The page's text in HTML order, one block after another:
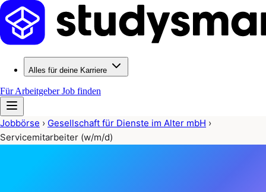
Alles für deine Karriere
Für ArbeitgeberJob finden
Jobbörse › Gesellschaft für Dienste im Alter mbH ›
Servicemitarbeiter (w/m/d)